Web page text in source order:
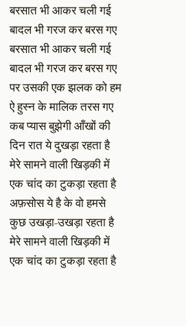
बरसात भी आकर चली गई
बादल भी गरज कर बरस गए
बरसात भी आकर चली गई
बादल भी गरज कर बरस गए
पर उसकी एक झलक को हम
ऐ हुस्न के मालिक तरस गए
कब प्यास बुझेगी आँखों की
दिन रात ये दुखड़ा रहता है
मेरे सामने वाली खिड़की में
एक चांद का टुकड़ा रहता है
अफ़सोस ये है के वो हमसे
कुछ उखड़ा-उखड़ा रहता है
मेरे सामने वाली खिड़की में
एक चांद का टुकड़ा रहता है